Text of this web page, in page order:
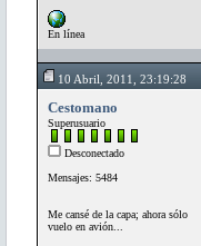
En línea
10 Abril, 2011, 23:19:28
Cestomano
Superusuario
Desconectado
Mensajes: 5484
Me cansé de la capa; ahora sólo
vuelo en avión...